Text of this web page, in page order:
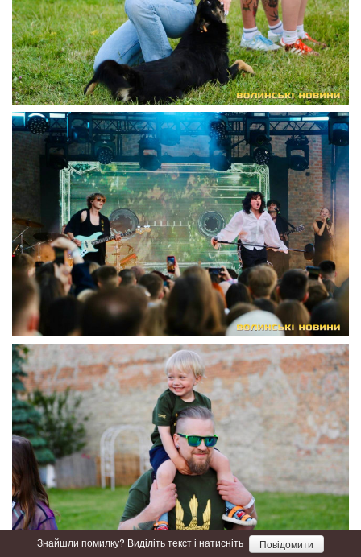
Знайшли помилку? Виділіть текст і натисніть Повідомити